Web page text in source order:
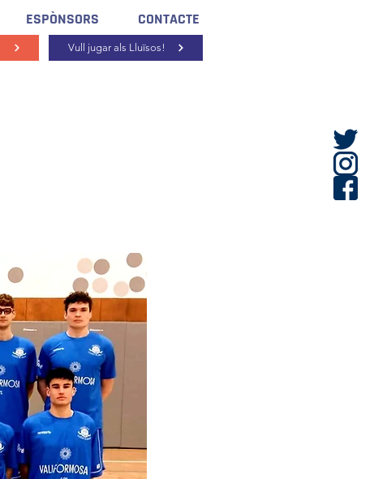
ESPÒNSORS CONTACTE
Vull jugar als Lluïsos!